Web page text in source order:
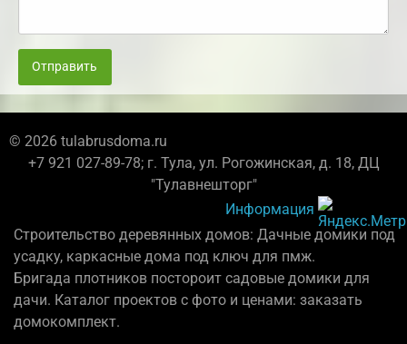
Отправить
© 2026 tulabrusdoma.ru
+7 921 027-89-78; г. Тула, ул. Рогожинская, д. 18, ДЦ
"Тулавнешторг"
Информация
Строительство деревянных домов: Дачные домики под
усадку, каркасные дома под ключ для пмж.
Бригада плотников постороит садовые домики для
дачи. Каталог проектов с фото и ценами: заказать
домокомплект.